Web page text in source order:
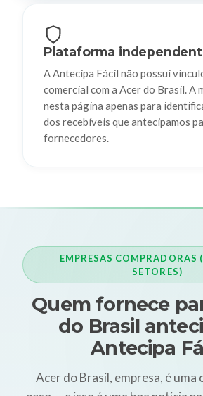
Plataforma
A Antecipa Fácil não possui
comercial com a Acer do Brasil. A
nesta página apenas para
dos recebíveis que antecipamos
fornecedores.
EMPRESAS COMPRADORAS
SETORES)
Quem fornece
do Brasil
Antecipa
Acer do Brasil, empresa, é uma